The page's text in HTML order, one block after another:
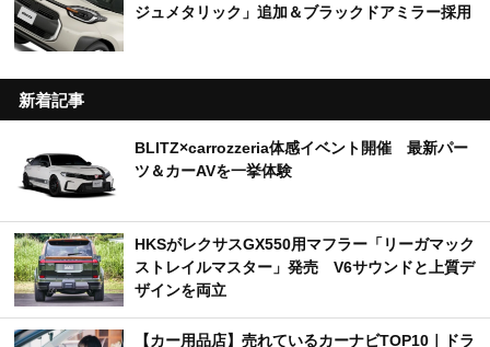
ジュメタリック」追加＆ブラックドアミラー採用
新着記事
BLITZ×carrozzeria体感イベント開催 最新パー
ツ＆カーAVを一挙体験
HKSがレクサスGX550用マフラー「リーガマック
ストレイルマスター」発売 V6サウンドと上質デ
ザインを両立
【カー用品店】売れているカーナビTOP10｜ドラ